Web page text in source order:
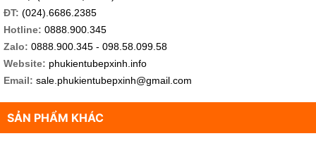
ĐT: (024).6686.2385
Hotline: 0888.900.345
Zalo: 0888.900.345 - 098.58.099.58
Website: phukientubepxinh.info
Email: sale.phukientubepxinh@gmail.com
SẢN PHẨM KHÁC